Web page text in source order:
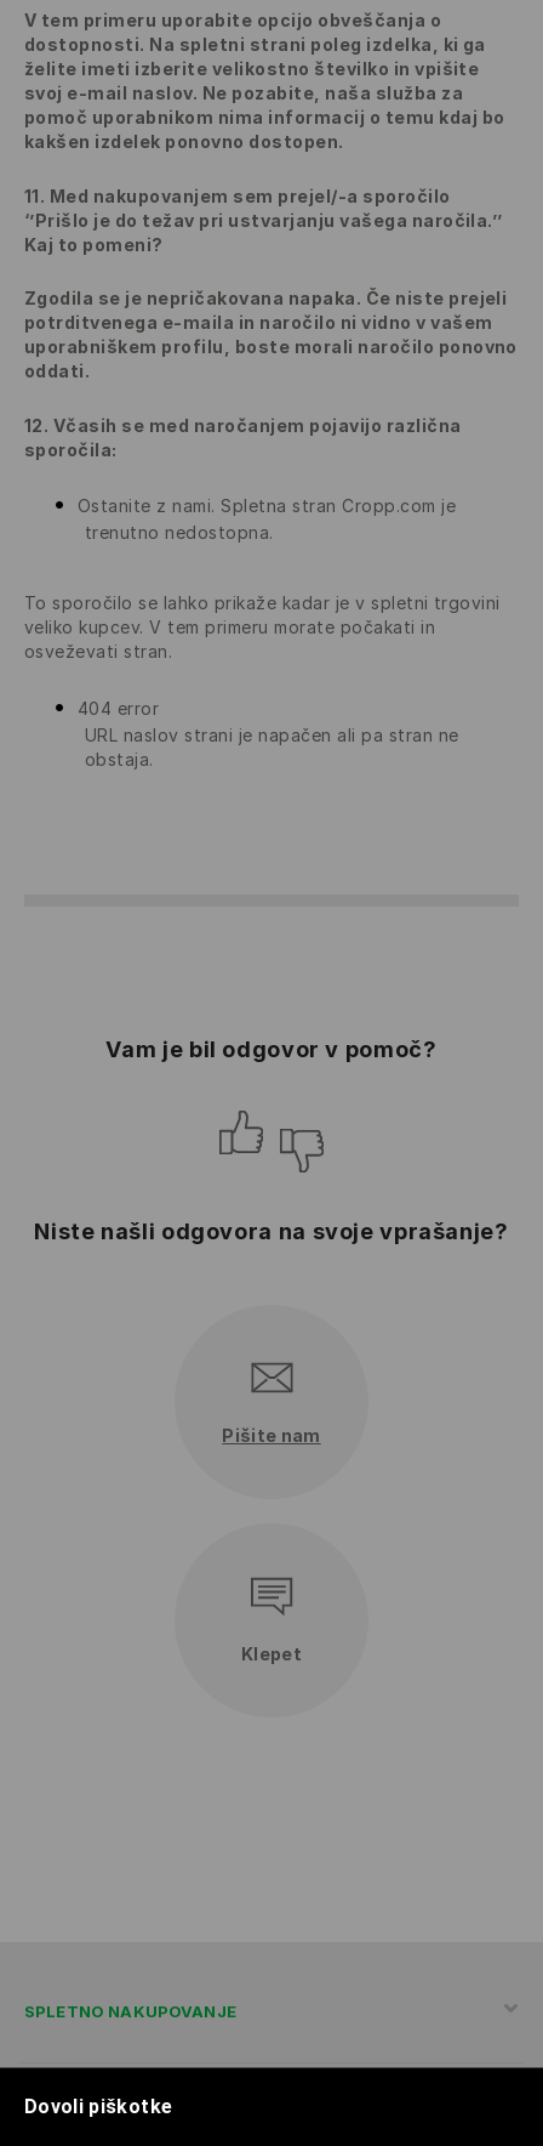
Dovoli piškotke
V tem primeru uporabite opcijo obveščanja o
dostopnosti. Na spletni strani poleg izdelka, ki ga
želite imeti izberite velikostno številko in vpišite
svoj e-mail naslov. Ne pozabite, naša služba za
pomoč uporabnikom nima informacij o temu kdaj bo
kakšen izdelek ponovno dostopen.
11. Med nakupovanjem sem prejel/-a sporočilo
‘’Prišlo je do težav pri ustvarjanju vašega naročila.’’
Kaj to pomeni?
Zgodila se je nepričakovana napaka. Če niste prejeli
potrditvenega e-maila in naročilo ni vidno v vašem
uporabniškem profilu, boste morali naročilo ponovno
oddati.
12. Včasih se med naročanjem pojavijo različna
sporočila:
Ostanite z nami. Spletna stran Cropp.com je
trenutno nedostopna.
To sporočilo se lahko prikaže kadar je v spletni trgovini
veliko kupcev. V tem primeru morate počakati in
osveževati stran.
404 error
URL naslov strani je napačen ali pa stran ne
obstaja.
Vam je bil odgovor v pomoč?
Niste našli odgovora na svoje vprašanje?
Pišite nam
Klepet
SPLETNO NAKUPOVANJE
POLITIKA ZASEBNOSTI